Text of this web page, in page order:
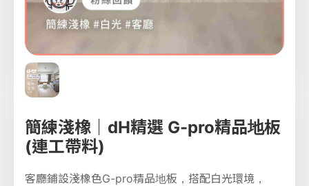
簡練淺橡｜dH精選 G-pro精品地板
(連工帶料)
客廳鋪設淺橡色G-pro精品地板，搭配白光環境，